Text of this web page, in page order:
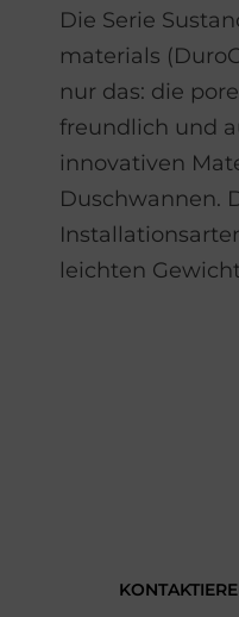
Die Serie
materials
nur das: die
freundlich und
innovativen
Dusch­wannen.
leichten